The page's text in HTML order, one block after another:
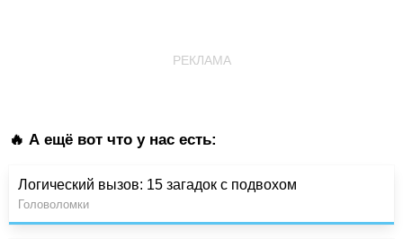
РЕКЛАМА
🔥 А ещё вот что у нас есть:
Логический вызов: 15 загадок с подвохом
Головоломки